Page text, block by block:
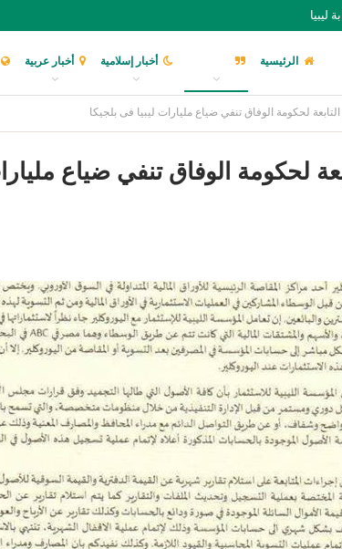
ليبيا
الرئيسية أخبار إسلامية أخبار عربية
لحكومة الوفاق تنفي ضياع مليارات ليبيا فى بلجيكا
لحكومة الوفاق تنفي ضياع